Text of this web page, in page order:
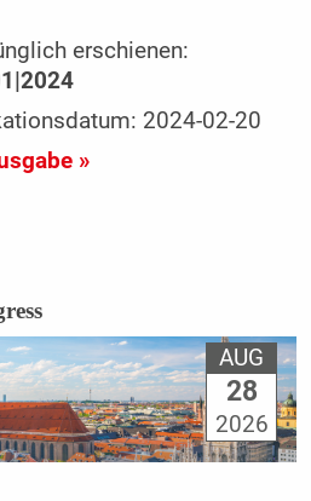
erschienen:
2024-02-20
»
AUG
28
2026